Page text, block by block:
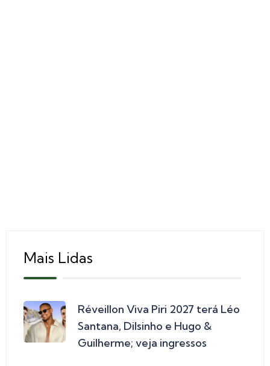
Mais Lidas
Réveillon Viva Piri 2027 terá Léo
Santana, Dilsinho e Hugo &
Guilherme; veja ingressos